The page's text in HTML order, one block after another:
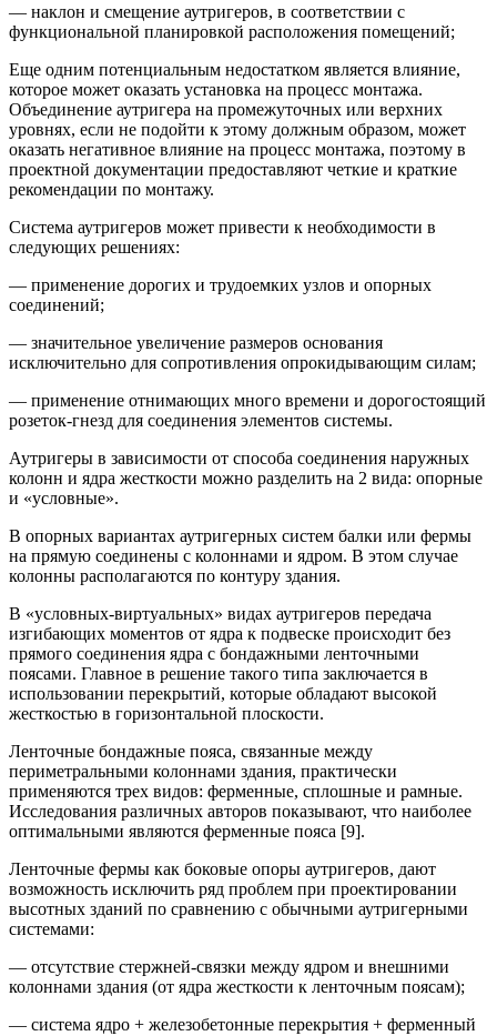
— наклон и смещение аутригеров, в соответствии с
функциональной планировкой расположения помещений;
Еще одним потенциальным недостатком является влияние,
которое может оказать установка на процесс монтажа.
Объединение аутригера на промежуточных или верхних
уровнях, если не подойти к этому должным образом, может
оказать негативное влияние на процесс монтажа, поэтому в
проектной документации предоставляют четкие и краткие
рекомендации по монтажу.
Система аутригеров может привести к необходимости в
следующих решениях:
— применение дорогих и трудоемких узлов и опорных
соединений;
— значительное увеличение размеров основания
исключительно для сопротивления опрокидывающим силам;
— применение отнимающих много времени и дорогостоящий
розеток-гнезд для соединения элементов системы.
Аутригеры в зависимости от способа соединения наружных
колонн и ядра жесткости можно разделить на 2 вида: опорные
и «условные».
В опорных вариантах аутригерных систем балки или фермы
на прямую соединены с колоннами и ядром. В этом случае
колонны располагаются по контуру здания.
В «условных-виртуальных» видах аутригеров передача
изгибающих моментов от ядра к подвеске происходит без
прямого соединения ядра с бондажными ленточными
поясами. Главное в решение такого типа заключается в
использовании перекрытий, которые обладают высокой
жесткостью в горизонтальной плоскости.
Ленточные бондажные пояса, связанные между
периметральными колоннами здания, практически
применяются трех видов: ферменные, сплошные и рамные.
Исследования различных авторов показывают, что наиболее
оптимальными являются ферменные пояса [9].
Ленточные фермы как боковые опоры аутригеров, дают
возможность исключить ряд проблем при проектировании
высотных зданий по сравнению с обычными аутригерными
системами:
— отсутствие стержней-связки между ядром и внешними
колоннами здания (от ядра жесткости к ленточным поясам);
— система ядро + железобетонные перекрытия + ферменный